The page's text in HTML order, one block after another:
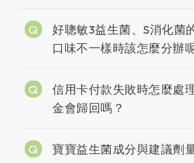
好聰敏3益生菌、S消化菌
口味不一樣時該怎麼分辦
信用卡付款失敗時怎麼處
金會歸回嗎？
寶寶益生菌成分與建議劑